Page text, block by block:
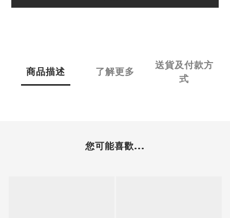
商品描述 了解更多
送貨及付款方
式
您可能喜歡...